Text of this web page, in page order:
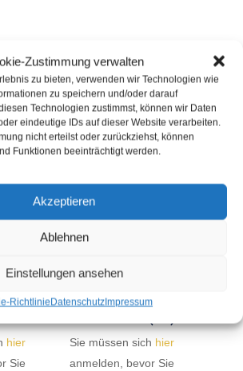
Zustimmung verwalten
zu bieten, verwenden wir Technologien wie
zu speichern und/oder darauf
Technologien zustimmst, können wir Daten
eindeutige IDs auf dieser Website verarbeiten.
nicht erteilst oder zurückziehst, können
Funktionen beeinträchtigt werden.
Akzeptieren
Ablehnen
Einstellungen ansehen
RichtlinieDatenschutzImpressum
(
hier
Sie
ARNELEN MIT KOPF U
Sie müssen sich hier
anmelden, bevor Sie